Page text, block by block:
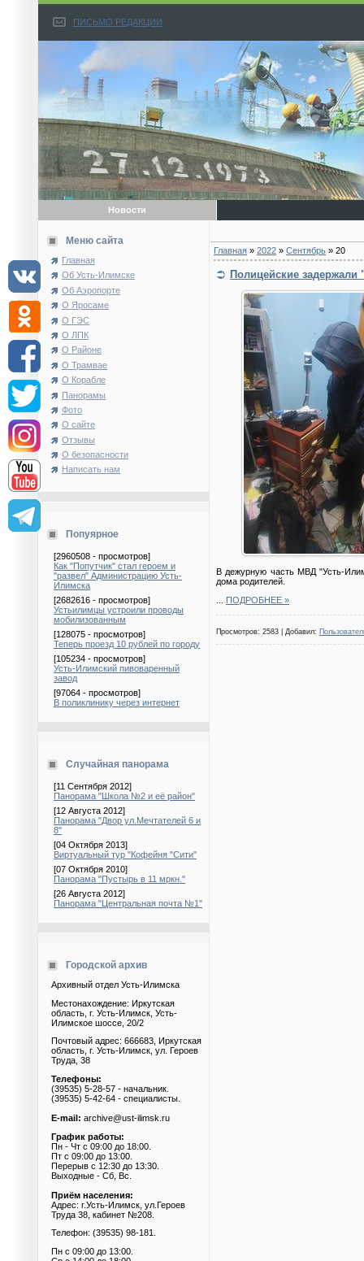
ПИСЬМО РЕДАКЦИИ
Новости
Меню сайта
Главная
Об Усть-Илимске
Об Аэропорте
О Яросаме
О ГЭС
О ЛПК
О Районе
О Трамвае
О Корабле
Панорамы
Фото
О сайте
Отзывы
О безопасности
Написать нам
Попуярное
[2960508 - просмотров]
Как "Попутчик" стал героем и
"развел" Администрацию Усть-
Илимска
[2682616 - просмотров]
Устьилимцы устроили проводы
мобилизованным
[128075 - просмотров]
Теперь проезд 10 рублей по городу
[105234 - просмотров]
Усть-Илимский пивоваренный
завод
[97064 - просмотров]
В поликлинику через интернет
Случайная панорама
[11 Сентября 2012]
Панорама "Школа №2 и её район"
[12 Августа 2012]
Панорама "Двор ул.Мечтателей 6 и
8"
[04 Октября 2013]
Виртуальный тур "Кофейня "Сити"
[07 Октября 2010]
Панорама "Пустырь в 11 мркн."
[26 Августа 2012]
Панорама "Центральная почта №1"
Городской архив
Архивный отдел Усть-Илимска
Местонахождение: Иркутская
область, г. Усть-Илимск, Усть-
Илимское шоссе, 20/2
Почтовый адрес: 666683, Иркутская
область, г. Усть-Илимск, ул. Героев
Труда, 38
Телефоны:
(39535) 5-28-57 - начальник.
(39535) 5-42-64 - специалисты.
E-mail: archive@ust-ilimsk.ru
График работы:
Пн - Чт с 09:00 до 18:00.
Пт с 09:00 до 13:00.
Перерыв с 12:30 до 13:30.
Выходные - Сб, Вс.
Приём населения:
Адрес: г.Усть-Илимск, ул.Героев
Труда 38, кабинет №208.
Телефон: (39535) 98-181.
Пн с 09:00 до 13:00.
Главная » 2022 » Сентябрь » 20
Полицейские задержали
В дежурную часть МВД "Усть-
дома родителей.
ПОДРОБНЕЕ »
Просмотров: 2583 | Добавил: